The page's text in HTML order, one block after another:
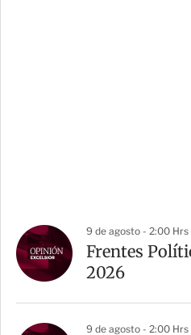
9 de agosto - 2:00 Hrs
Frentes
2026
9 de agosto - 2:00 Hrs